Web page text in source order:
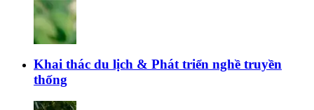
Khai thác du lịch & Phát triển nghề truyền
thống